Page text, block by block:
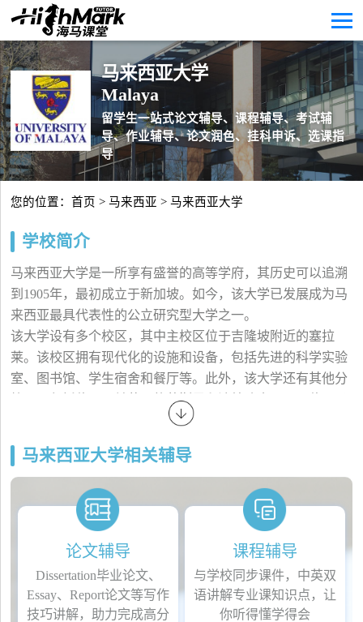
马来西亚大学
Malaya
留学生一站式论文辅导、课程辅导、考试辅
导、作业辅导、论文润色、挂科申诉、选课指
导
您的位置：首页 >马来西亚 > 马来西亚大学
学校简介
马来西亚大学是一所享有盛誉的高等学府，其历史可以追溯
到1905年，最初成立于新加坡。如今，该大学已发展成为马
来西亚最具代表性的公立研究型大学之一。
该大学设有多个校区，其中主校区位于吉隆坡附近的塞拉
莱。该校区拥有现代化的设施和设备，包括先进的科学实验
室、图书馆、学生宿舍和餐厅等。此外，该大学还有其他分
校区，包括位于雪兰莪州的莫斯里和波特迪南，以及位于柔
学、法律、工程、医学、科学和社会科学等。在这些领域
中，该大学拥有一流的教师和研究人员，他们的学术研究水
平深受国内外学术界的认可。
此外，马来西亚大学还与多个国内外机构和组织合作，为学
生提供国际化的教育和研究环境。该大学还与一些著名大学
合作，例如英国剑桥大学、澳大利亚悉尼大学、美国哈佛大
学等。
马来西亚大学强调实践教育和学生发展，鼓励学生积极参与
马来西亚大学相关辅导
论文辅导
Dissertation毕业论文、
Essay、Report论文等写作
技巧讲解，助力完成高分
课程辅导
与学校同步课件，中英双
语讲解专业课知识点，让
你听得懂学得会